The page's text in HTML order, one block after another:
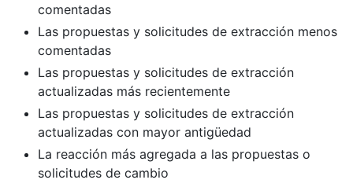
comentadas
Las propuestas y solicitudes de extracción menos
comentadas
Las propuestas y solicitudes de extracción
actualizadas más recientemente
Las propuestas y solicitudes de extracción
actualizadas con mayor antigüedad
La reacción más agregada a las propuestas o
solicitudes de cambio